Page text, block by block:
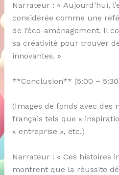
Narrateur : « Aujourd’hui,
considérée comme une
de l’éco-aménagement. Il
sa créativité pour trouver
innovantes. »
**Conclusion** (5:00 –
(Images de fonds avec des
français tels que «
« entreprise », etc.)
Narrateur : « Ces histoires
montrent que la réussite